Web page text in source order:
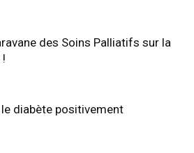
des Soins Palliatifs sur la
diabète positivement